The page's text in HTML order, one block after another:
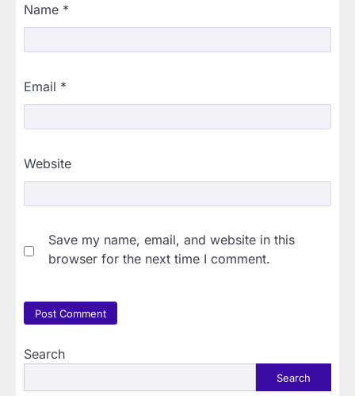
Name *
Email *
Website
Save my name, email, and website in this
browser for the next time I comment.
Search
Search